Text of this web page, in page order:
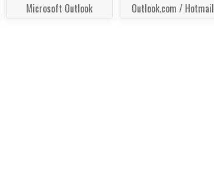
Microsoft Outlook Outlook.com / Hotmail